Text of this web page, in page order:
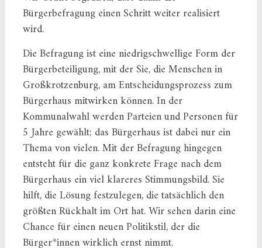
Bürgerbefragung einen Schritt weiter realisiert
wird.
Die Befragung ist eine niedrigschwellige Form der
Bürgerbeteiligung, mit der Sie, die Menschen in
Großkrotzenburg, am Entscheidungsprozess zum
Bürgerhaus mitwirken können. In der
Kommunalwahl werden Parteien und Personen für
5 Jahre gewählt; das Bürgerhaus ist dabei nur ein
Thema von vielen. Mit der Befragung hingegen
entsteht für die ganz konkrete Frage nach dem
Bürgerhaus ein viel klareres Stimmungsbild. Sie
hilft, die Lösung festzulegen, die tatsächlich den
größten Rückhalt im Ort hat. Wir sehen darin eine
Chance für einen neuen Politikstil, der die
Bürger*innen wirklich ernst nimmt.